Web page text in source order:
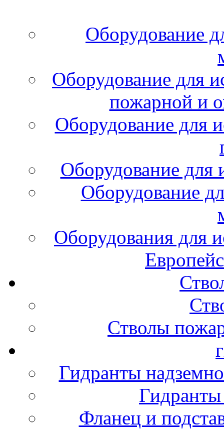
Оборудование
Оборудование для
пожарной и
Оборудование для
Оборудование для
Оборудование
Оборудования для
Стволы
Гидранты
Фланец и